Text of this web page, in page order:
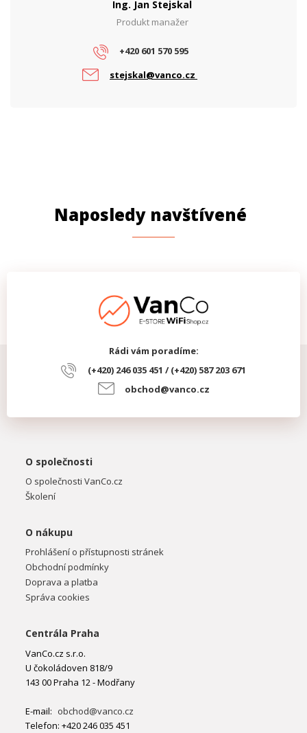
Ing. Jan Stejskal
Produkt manažer
+420 601 570 595
stejskal@vanco.cz
Naposledy navštívené
Rádi vám poradíme:
(+420) 246 035 451 / (+420) 587 203 671
obchod@vanco.cz
O společnosti
O společnosti VanCo.cz
Školení
O nákupu
Prohlášení o přístupnosti stránek
Obchodní podmínky
Doprava a platba
Správa cookies
Centrála Praha
VanCo.cz s.r.o.
U čokoládoven 818/9
143 00 Praha 12 - Modřany
E-mail: obchod@vanco.cz
Telefon: +420 246 035 451